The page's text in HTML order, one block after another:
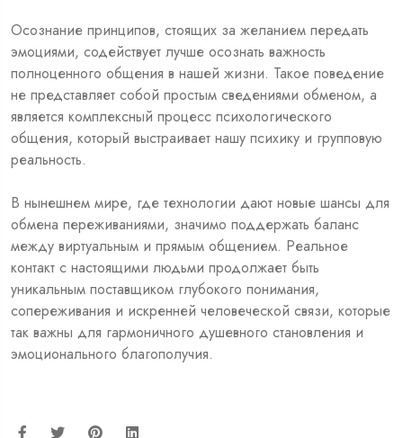
Осознание принципов, стоящих за желанием передать
эмоциями, содействует лучше осознать важность
полноценного общения в нашей жизни. Такое поведение
не представляет собой простым сведениями обменом, а
является комплексный процесс психологического
общения, который выстраивает нашу психику и групповую
реальность.
В нынешнем мире, где технологии дают новые шансы для
обмена переживаниями, значимо поддержать баланс
между виртуальным и прямым общением. Реальное
контакт с настоящими людьми продолжает быть
уникальным поставщиком глубокого понимания,
сопереживания и искренней человеческой связи, которые
так важны для гармоничного душевного становления и
эмоционального благополучия.